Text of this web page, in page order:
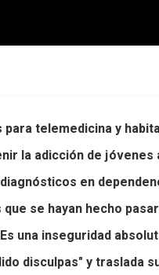
telemedicina y
la adicción de
en
se hayan hecho
una inseguridad
disculpas" y traslada